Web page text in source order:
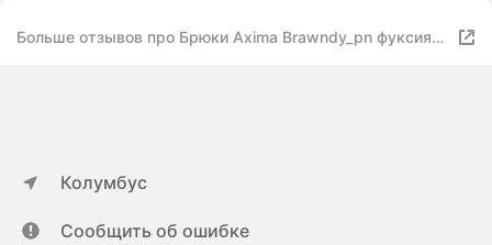
Больше отзывов про Брюки Axima Brawndy_pn фуксия
Колумбус
Сообщить об ошибке